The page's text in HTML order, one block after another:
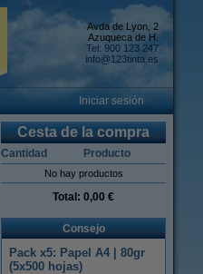
Avda de Lyon, 2
Azuqueca de H.
Tel: 900 123 247
info@123tinta.es
Iniciar sesión
Cesta de la compra
Cantidad Producto
No hay productos
Total: 0,00 €
Consejo
Pack x5: Papel A4 | 80gr
(5x500 hojas)